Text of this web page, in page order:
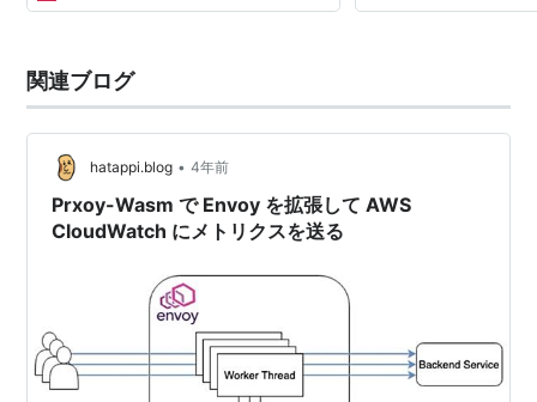
関連ブログ
hatappi.blog • 4年前
Prxoy-Wasm で Envoy を拡張して AWS
CloudWatch にメトリクスを送る